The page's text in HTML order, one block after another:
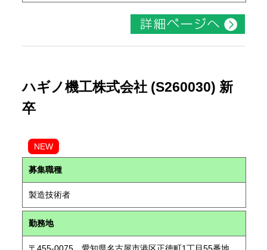
ハギノ機工株式会社 (S260030) 新
卒
NEW
募集職種
製造技術者
勤務地